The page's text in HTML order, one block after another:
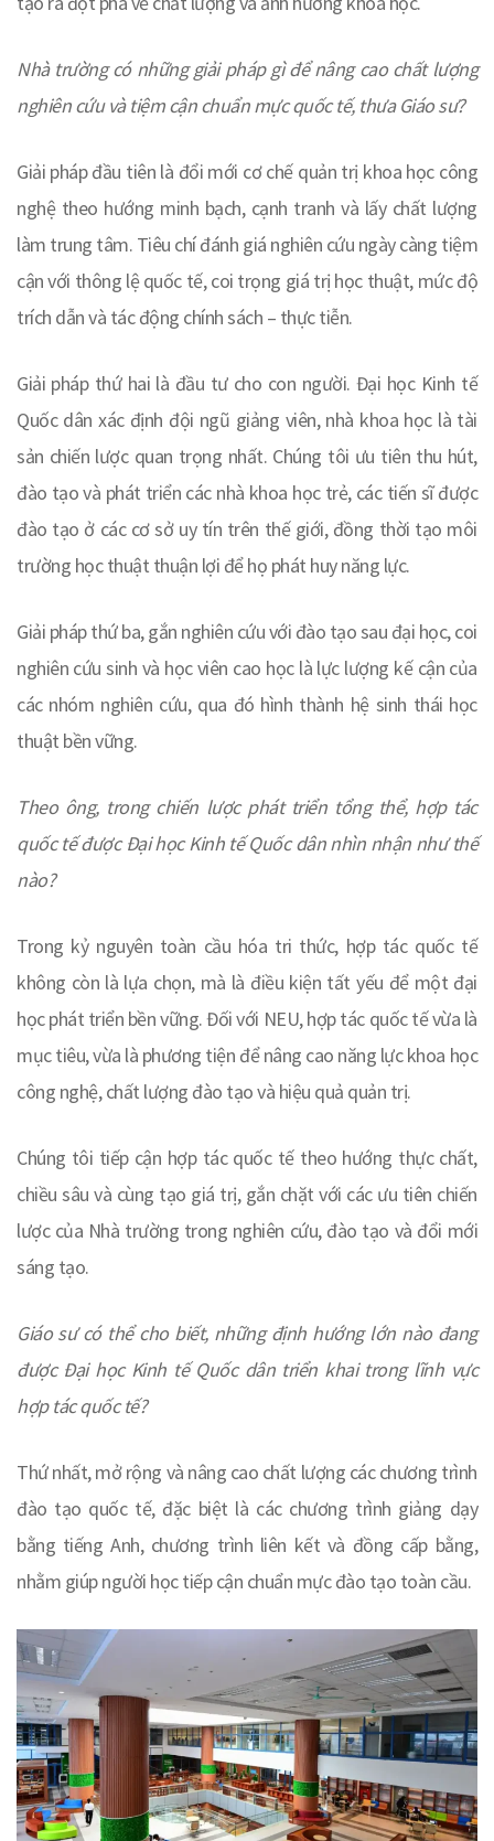
Nhà trường có những giải pháp gì để nâng cao chất lượng
nghiên cứu và tiệm cận chuẩn mực quốc tế, thưa Giáo sư?
Giải pháp đầu tiên là đổi mới cơ chế quản trị khoa học công
nghệ theo hướng minh bạch, cạnh tranh và lấy chất lượng
làm trung tâm. Tiêu chí đánh giá nghiên cứu ngày càng tiệm
cận với thông lệ quốc tế, coi trọng giá trị học thuật, mức độ
trích dẫn và tác động chính sách – thực tiễn.
Giải pháp thứ hai là đầu tư cho con người. Đại học Kinh tế
Quốc dân xác định đội ngũ giảng viên, nhà khoa học là tài
sản chiến lược quan trọng nhất. Chúng tôi ưu tiên thu hút,
đào tạo và phát triển các nhà khoa học trẻ, các tiến sĩ được
đào tạo ở các cơ sở uy tín trên thế giới, đồng thời tạo môi
trường học thuật thuận lợi để họ phát huy năng lực.
Giải pháp thứ ba, gắn nghiên cứu với đào tạo sau đại học, coi
nghiên cứu sinh và học viên cao học là lực lượng kế cận của
các nhóm nghiên cứu, qua đó hình thành hệ sinh thái học
thuật bền vững.
Theo ông, trong chiến lược phát triển tổng thể, hợp tác
quốc tế được Đại học Kinh tế Quốc dân nhìn nhận như thế
nào?
Trong kỷ nguyên toàn cầu hóa tri thức, hợp tác quốc tế
không còn là lựa chọn, mà là điều kiện tất yếu để một đại
học phát triển bền vững. Đối với NEU, hợp tác quốc tế vừa là
mục tiêu, vừa là phương tiện để nâng cao năng lực khoa học
công nghệ, chất lượng đào tạo và hiệu quả quản trị.
Chúng tôi tiếp cận hợp tác quốc tế theo hướng thực chất,
chiều sâu và cùng tạo giá trị, gắn chặt với các ưu tiên chiến
lược của Nhà trường trong nghiên cứu, đào tạo và đổi mới
sáng tạo.
Giáo sư có thể cho biết, những định hướng lớn nào đang
được Đại học Kinh tế Quốc dân triển khai trong lĩnh vực
hợp tác quốc tế?
Thứ nhất, mở rộng và nâng cao chất lượng các chương trình
đào tạo quốc tế, đặc biệt là các chương trình giảng dạy
bằng tiếng Anh, chương trình liên kết và đồng cấp bằng,
nhằm giúp người học tiếp cận chuẩn mực đào tạo toàn cầu.